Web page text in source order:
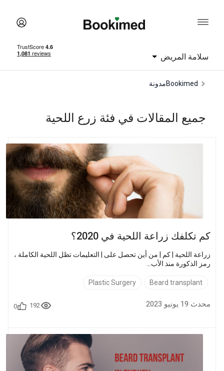
سلامة المريض
Bookimed مدونة
جميع المقالات في فئة زرع اللحية
كم تكلفك زراعة اللحية في 2020؟
زراعة اللحية | كم | من أين تحصل على | التعليمات تظل اللحية الكاملة ،
رمز الذكورة منذ الأب...
Beard transplant
Plastic Surgery
محدث 19 يونيو 2023 192
0